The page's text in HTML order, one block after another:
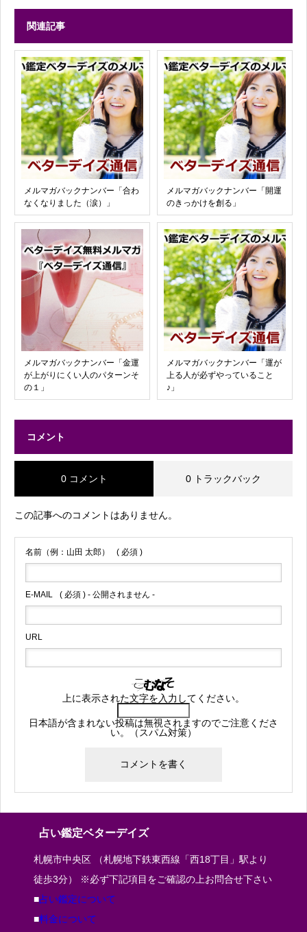
関連記事
メルマガバックナンバー「合わ
なくなりました（涙）」
メルマガバックナンバー「開運
のきっかけを創る」
メルマガバックナンバー「金運
が上がりにくい人のパターンそ
の１」
メルマガバックナンバー「運が
上る人が必ずやっていること
♪」
コメント
0 コメント 0 トラックバック
この記事へのコメントはありません。
名前（例：山田 太郎） ( 必須 )
E-MAIL ( 必須 ) - 公開されません -
URL
上に表示された文字を入力してください。
日本語が含まれない投稿は無視されますのでご注意くださ
い。（スパム対策）
占い鑑定ベターデイズ
札幌市中央区 （札幌地下鉄東西線「西18丁目」駅より
徒歩3分） ※必ず下記項目をご確認の上お問合せ下さい
■占い鑑定について
■料金について